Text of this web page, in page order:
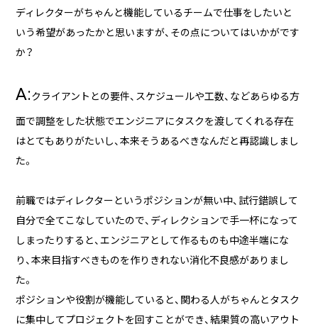
ディレクターがちゃんと機能しているチームで仕事をしたいと
いう希望があったかと思いますが、その点についてはいかがです
か？
A:クライアントとの要件、スケジュールや工数、などあらゆる方
面で調整をした状態でエンジニアにタスクを渡してくれる存在
はとてもありがたいし、本来そうあるべきなんだと再認識しまし
た。
前職ではディレクターというポジションが無い中、試行錯誤して
自分で全てこなしていたので、ディレクションで手一杯になって
しまったりすると、エンジニアとして作るものも中途半端にな
り、本来目指すべきものを作りきれない消化不良感がありまし
た。
ポジションや役割が機能していると、関わる人がちゃんとタスク
に集中してプロジェクトを回すことができ、結果質の高いアウト